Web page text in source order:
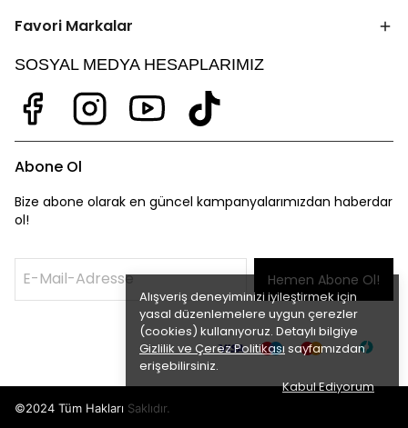
Alışveriş deneyiminizi iyileştirmek için
yasal düzenlemelere uygun çerezler
(cookies) kullanıyoruz. Detaylı bilgiye
Gizlilik ve Çerez Politikası sayfamızdan
erişebilirsiniz.
Kabul Ediyorum
Favori Markalar
SOSYAL MEDYA HESAPLARIMIZ
Abone Ol
Bize abone olarak en güncel kampanyalarımızdan haberdar
ol!
Hemen Abone Ol!
©2024 Tüm Hakları Saklıdır.